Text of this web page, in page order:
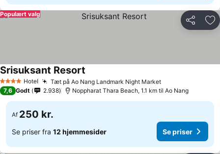
Del
Populært valg
4 StjernerHotel Tæt på Ao Nang Landmark Night Market
Srisuksant Resort
7,6 Godt 2.938 Noppharat Thara Beach, 1.1 km til Ao Nang
Af 250 kr.
Se priser fra 12 hjemmesider Se priser